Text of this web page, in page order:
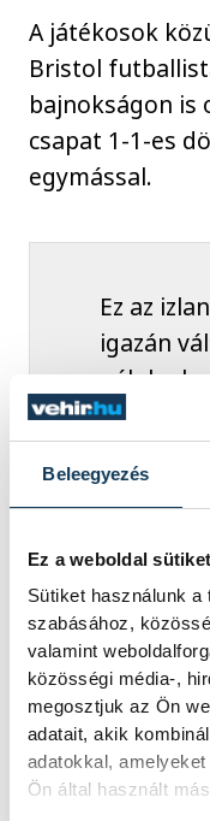
Beleegyezés
Ez a weboldal
Sütiket használunk
szabásához,
valamint
közösségi média-,
megosztjuk az Ön
adatait, akik
adatokkal,
Ön által használt
A játékosok
Bristol
bajnokságon is
csapat 1-1-es
egymással.
Ez az
igazán
náluk
amit itt
szakmai
senkinek
egy igazi
találkozó